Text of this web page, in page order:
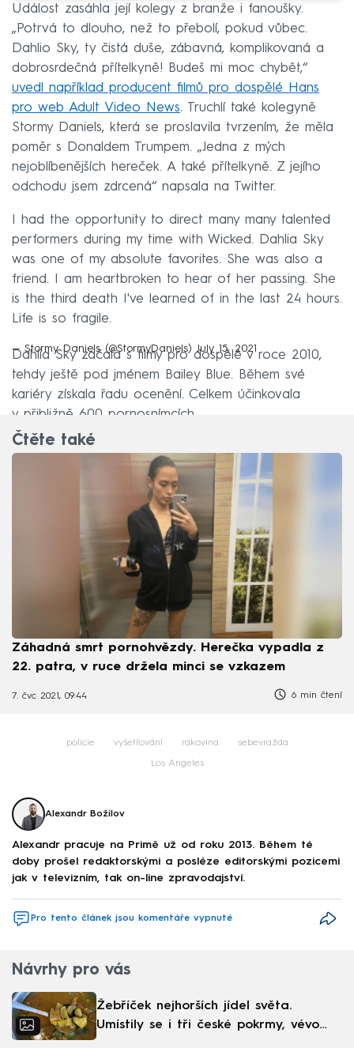
Událost zasáhla její kolegy z branže i fanoušky.
„Potrvá to dlouho, než to přebolí, pokud vůbec.
Dahlio Sky, ty čistá duše, zábavná, komplikovaná a
dobrosrdečná přítelkyně! Budeš mi moc chybět,“
uvedl například producent filmů pro dospělé Hans
pro web Adult Video News. Truchlí také kolegyně
Stormy Daniels, která se proslavila tvrzením, že měla
poměr s Donaldem Trumpem. „Jedna z mých
nejoblíbenějších hereček. A také přítelkyně. Z jejího
odchodu jsem zdrcená“ napsala na Twitter.
I had the opportunity to direct many many talented
performers during my time with Wicked. Dahlia Sky
was one of my absolute favorites. She was also a
friend. I am heartbroken to hear of her passing. She
is the third death I've learned of in the last 24 hours.
Life is so fragile.
— Stormy Daniels (@StormyDaniels) July 15, 2021
Dahlia Sky začala s filmy pro dospělé v roce 2010,
tehdy ještě pod jménem Bailey Blue. Během své
kariéry získala řadu ocenění. Celkem účinkovala
v přibližně 600 pornosnímcích.
Čtěte také
Záhadná smrt pornohvězdy. Herečka vypadla z
22. patra, v ruce držela minci se vzkazem
7. čvc 2021, 09:44 6 min čtení
policie vyšetřování rakovina sebevražda
Los Angeles
Alexandr Božilov
Alexandr pracuje na Primě už od roku 2013. Během té
doby prošel redaktorskými a posléze editorskými pozicemi
jak v televizním, tak on-line zpravodajství.
Pro tento článek jsou komentáře vypnuté
Návrhy pro vás
Žebříček nejhorších jídel světa.
Umístily se i tři české pokrmy, vévodí